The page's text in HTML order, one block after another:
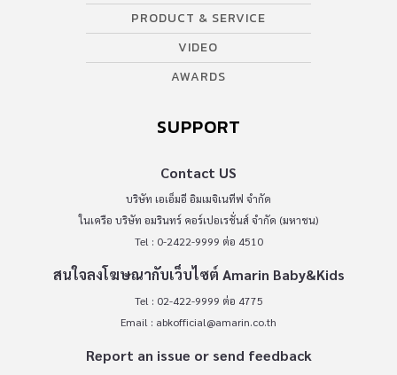
PRODUCT & SERVICE
VIDEO
AWARDS
SUPPORT
Contact US
บริษัท เอเอ็มอี อิมเมจิเนทีฟ จำกัด
ในเครือ บริษัท อมรินทร์ คอร์เปอเรชั่นส์ จำกัด (มหาชน)
Tel : 0-2422-9999 ต่อ 4510
สนใจลงโฆษณากับเว็บไซต์ Amarin Baby&Kids
Tel : 02-422-9999 ต่อ 4775
Email : abkofficial@amarin.co.th
Report an issue or send feedback